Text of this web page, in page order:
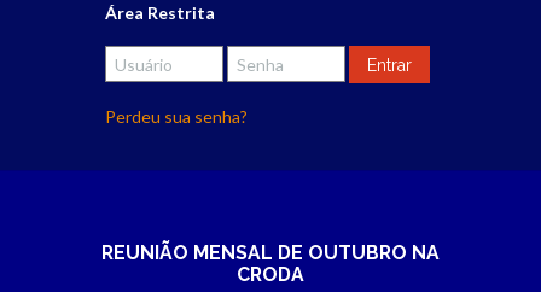
Área Restrita
Perdeu sua senha?
REUNIÃO MENSAL DE OUTUBRO NA
CRODA